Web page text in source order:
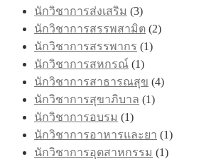
นักวิชาการส่งเสริม (3)
นักวิชาการสรรพสามิต (2)
นักวิชาการสรรพากร (1)
นักวิชาการสหกรณ์ (1)
นักวิชาการสาธารณสุข (4)
นักวิชาการสุขาภิบาล (1)
นักวิชาการอบรม (1)
นักวิชาการอาหารและยา (1)
นักวิชาการอุตสาหกรรม (1)